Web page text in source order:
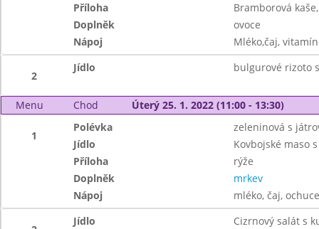
Příloha
Bramborová
Doplněk
ovoce
Nápoj
Mléko,čaj,
2
Jídlo bulgurové rizoto
Menu Chod Úterý 25. 1. 2022 (11:00 - 13:30)
1
Polévka
zeleninová s
Jídlo
Kovbojské maso
Příloha
rýže
Doplněk
mrkev
Nápoj
mléko, čaj,
Jídlo Cizrnový salát s